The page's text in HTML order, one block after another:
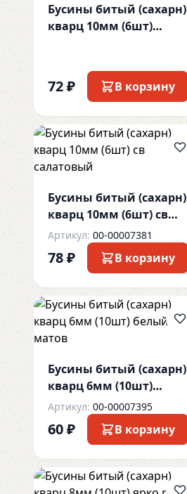
Бусины битый (сахарн)
кварц 10мм (6шт)
72 ₽ В корзину
Бусины битый (сахарн)
кварц 10мм (6шт) св
салатовый
Артикул: 00-00007381
78 ₽ В корзину
Бусины битый (сахарн)
кварц 6мм (10шт)
белый матов
Артикул: 00-00007395
60 ₽ В корзину